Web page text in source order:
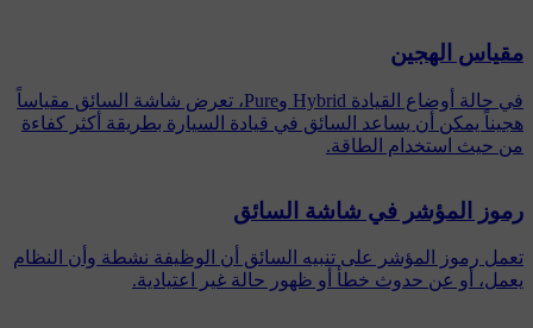
مقياس الهجين
في حالة أوضاع القيادة Hybrid وPure، تعرض شاشة السائق مقياساً
هجيناً يمكن أن يساعد السائق في قيادة السيارة بطريقة أكثر كفاءة
من حيث استخدام الطاقة.
رموز المؤشر في شاشة السائق
تعمل رموز المؤشر على تنبيه السائق أن الوظيفة نشطة وأن النظام
يعمل، أو عن حدوث خطأ أو ظهور حالة غير اعتيادية.